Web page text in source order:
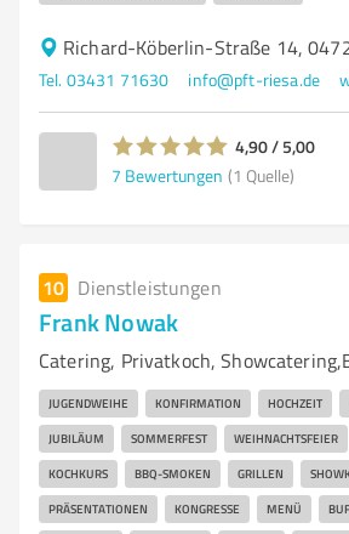
Richard-Köberlin-Straße 14,
Tel. 03431 71630 info@pft-riesa.de
4,90 / 5,00
7 Bewertungen (1 Quelle)
10 Dienstleistungen
Frank Nowak
Catering, Privatkoch,
JUGENDWEIHE KONFIRMATION HOCHZEIT
JUBILÄUM SOMMERFEST WEIHNACHTSFEIER
KOCHKURS BBQ-SMOKEN GRILLEN
PRÄSENTATIONEN KONGRESSE MENÜ